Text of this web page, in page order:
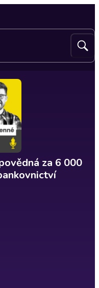
za 6 000